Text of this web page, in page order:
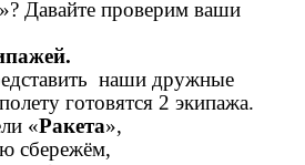
Давайте проверим ваши
наши дружные
готовятся 2 экипажа.
«Ракета»,
сбережём,